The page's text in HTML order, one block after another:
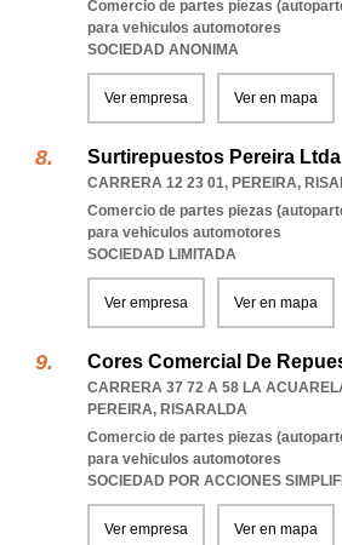
Comercio de partes piezas
para vehiculos automotores
SOCIEDAD ANONIMA
Ver empresa Ver en mapa
Surtirepuestos Pereira Ltda
CARRERA 12 23 01, PEREIRA,
Comercio de partes piezas
para vehiculos automotores
SOCIEDAD LIMITADA
Ver empresa Ver en mapa
Cores Comercial De
CARRERA 37 72 A 58 LA
PEREIRA, RISARALDA
Comercio de partes piezas
para vehiculos automotores
SOCIEDAD POR ACCIONES
Ver empresa Ver en mapa